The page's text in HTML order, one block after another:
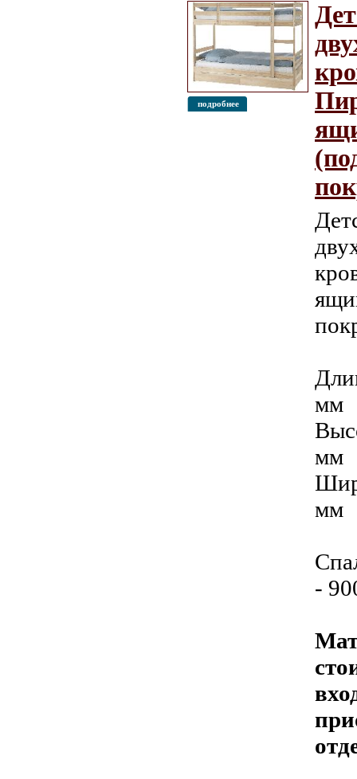
подробнее
мм
мм
мм
-